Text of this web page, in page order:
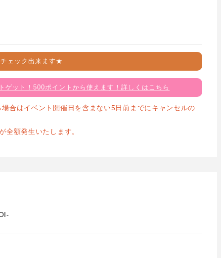
チェック出来ます★
ゲット！500ポイントから使えます！詳しくはこちら
合はイベント開催日を含まない5日前までにキャンセルの
全額発生いたします。